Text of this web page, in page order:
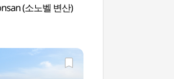
(소노벨 변산)